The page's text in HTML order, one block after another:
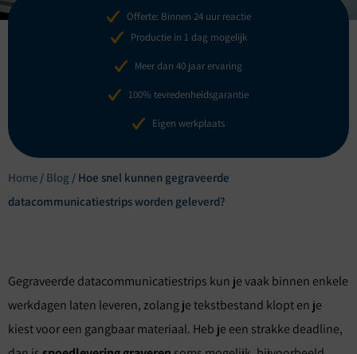
Offerte: Binnen 24 uur reactie
Productie in 1 dag mogelijk
Meer dan 40 jaar ervaring
100% tevredenheidsgarantie
Eigen werkplaats
Home / Blog / Hoe snel kunnen gegraveerde
datacommunicatiestrips worden geleverd?
Gegraveerde datacommunicatiestrips kun je vaak binnen enkele
werkdagen laten leveren, zolang je tekstbestand klopt en je
kiest voor een gangbaar materiaal. Heb je een strakke deadline,